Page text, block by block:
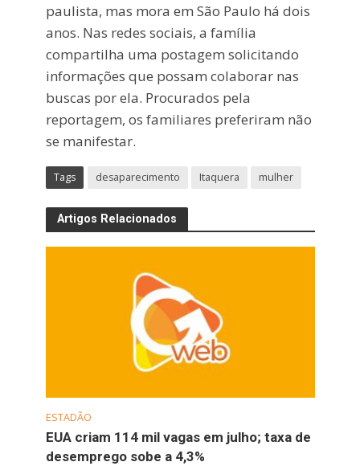
paulista, mas mora em São Paulo há dois
anos. Nas redes sociais, a família
compartilha uma postagem solicitando
informações que possam colaborar nas
buscas por ela. Procurados pela
reportagem, os familiares preferiram não
se manifestar.
Tags desaparecimento Itaquera mulher
Artigos Relacionados
ESTADÃO
EUA criam 114 mil vagas em julho; taxa de
desemprego sobe a 4,3%